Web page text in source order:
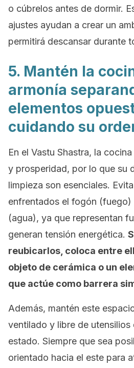
o cúbrelos antes de dormir.
ajustes ayudan a crear un
permitirá descansar durante
5. Mantén la
armonía
elementos
cuidando su
En el Vastu Shastra, la
y prosperidad, por lo que su
limpieza son esenciales.
enfrentados el fogón (fuego)
(agua), ya que representan
generan tensión energética.
reubicarlos, coloca entre
objeto de cerámica o un
que actúe como barrera
Además, mantén este
ventilado y libre de utensilios
estado. Siempre que sea
orientado hacia el este para